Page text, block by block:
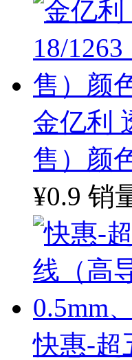
金亿利
售）颜
¥0.9 销
快惠-超